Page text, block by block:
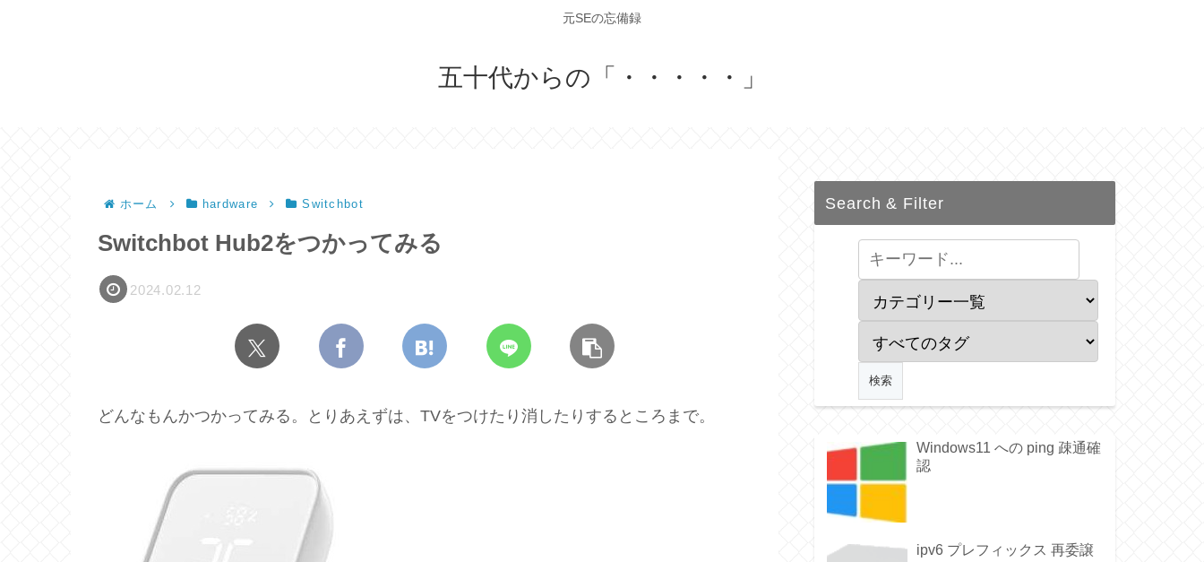
元SEの忘備録
五十代からの「・・・・・」
ホーム hardware Switchbot
Switchbot Hub2をつかってみる
2024.02.12
どんなもんかつかってみる。とりあえずは、TVをつけたり消したりするところまで。
Search & Filter
Windows11 への ping 疎通確
認
ipv6 プレフィックス 再委譲